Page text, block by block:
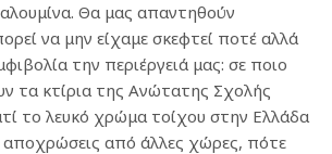
Θα μας απαντηθούν
να μην είχαμε σκεφτεί ποτέ αλλά
την περιέργειά μας: σε ποιο
τα κτίρια της Ανώτατης Σχολής
το λευκό χρώμα τοίχου στην Ελλάδα
αποχρώσεις από άλλες χώρες, πότε